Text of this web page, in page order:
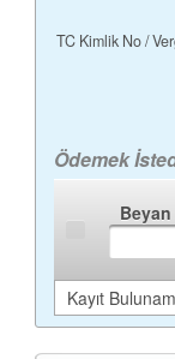
TC Kimlik No /
Ödemek
Beyan
Kayıt